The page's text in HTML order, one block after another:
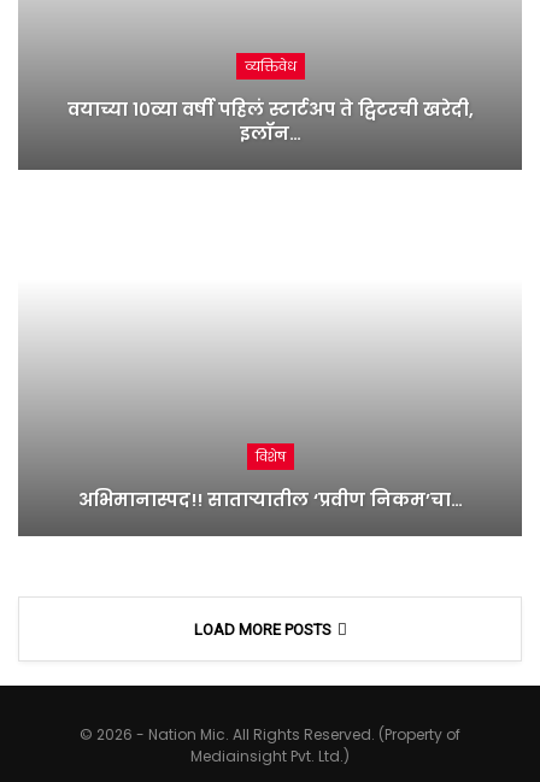
व्यक्तिवेध
वयाच्या १०व्या वर्षी पहिलं स्टार्टअप ते ट्विटरची खरेदी,
इलॉन…
विशेष
अभिमानास्पद!! साताऱ्यातील ‘प्रवीण निकम’चा…
LOAD MORE POSTS
© 2026 - Nation Mic. All Rights Reserved. (Property of
Mediainsight Pvt. Ltd.)